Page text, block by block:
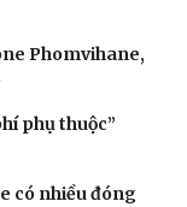
Phomvihane,
phụ thuộc”
có nhiều đóng